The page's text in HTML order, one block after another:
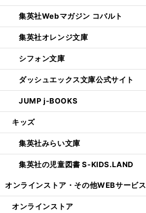
集英社Webマガジン コバルト
集英社オレンジ文庫
シフォン文庫
ダッシュエックス文庫公式サイト
JUMP j-BOOKS
キッズ
集英社みらい文庫
集英社の児童図書 S-KIDS.LAND
オンラインストア・ その他WEBサービス
オンラインストア